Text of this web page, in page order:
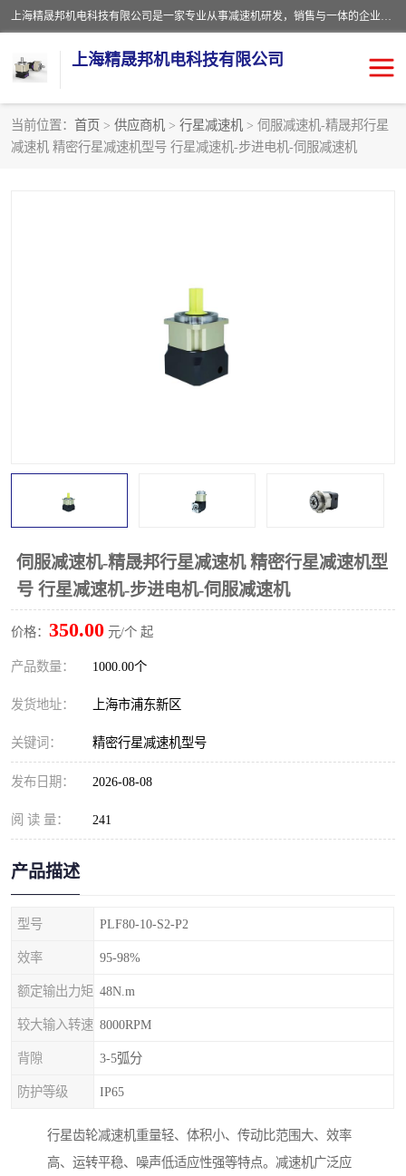
上海精晟邦机电科技有限公司是一家专业从事减速机研发，销售与一体的企业。公司拥有资深技术人员和技术团队服务人才，致力于为广大客户提供专业，细致的产品服务。主营产品有：中型减速电机，微型调速电机，精密行星减速机，蜗轮蜗杆减速机，RFKS四大系列减速机，SKM双曲面齿轮减速机，齿轮减速电机，行星减速机，防爆电机，变频器等系列；产品广泛用于汽车，船舶，能源，环保，包装，物流等领域，欢迎咨询。
上海精晟邦机电科技有限公司
当前位置： 首页 > 供应商机 > 行星减速机 > 伺服减速机-精晟邦行星
减速机 精密行星减速机型号 行星减速机-步进电机-伺服减速机
伺服减速机-精晟邦行星减速机 精密行星减速机型
号 行星减速机-步进电机-伺服减速机
价格： 350.00 元/个 起
产品数量： 1000.00个
发货地址： 上海市浦东新区
关键词： 精密行星减速机型号
发布日期： 2026-08-08
阅 读 量： 241
产品描述
型号 PLF80-10-S2-P2
效率 95-98%
额定输出力矩 48N.m
较大输入转速 8000RPM
背隙 3-5弧分
防护等级 IP65
行星齿轮减速机重量轻、体积小、传动比范围大、效率
高、运转平稳、噪声低适应性强等特点。减速机广泛应
减速电机 NMRV蜗轮蜗杆减速机
东元电机